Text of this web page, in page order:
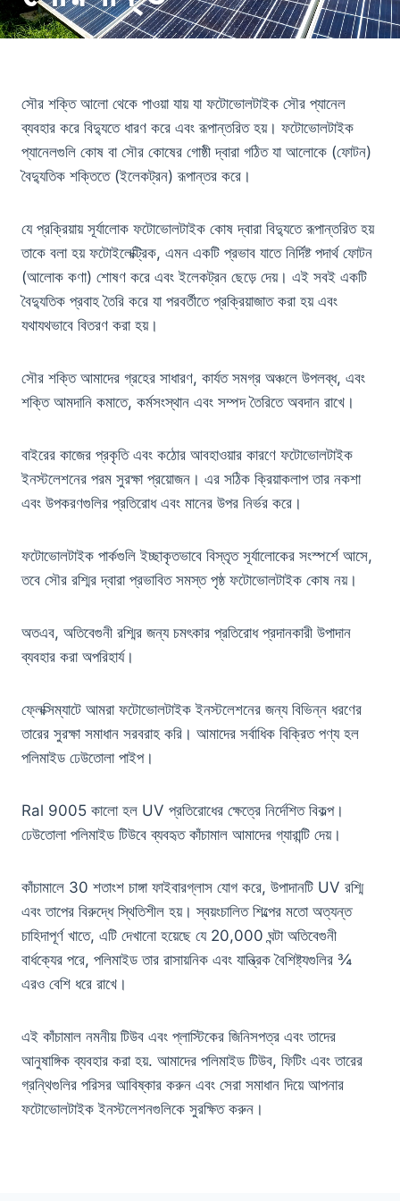
সৌর শক্তি আলো থেকে পাওয়া যায় যা ফটোভোলটাইক সৌর প্যানেল
ব্যবহার করে বিদ্যুতে ধারণ করে এবং রূপান্তরিত হয়। ফটোভোলটাইক
প্যানেলগুলি কোষ বা সৌর কোষের গোষ্ঠী দ্বারা গঠিত যা আলোকে (ফোটন)
বৈদ্যুতিক শক্তিতে (ইলেকট্রন) রূপান্তর করে।
যে প্রক্রিয়ায় সূর্যালোক ফটোভোলটাইক কোষ দ্বারা বিদ্যুতে রূপান্তরিত হয়
তাকে বলা হয় ফটোইলেক্ট্রিক, এমন একটি প্রভাব যাতে নির্দিষ্ট পদার্থ ফোটন
(আলোক কণা) শোষণ করে এবং ইলেকট্রন ছেড়ে দেয়। এই সবই একটি
বৈদ্যুতিক প্রবাহ তৈরি করে যা পরবর্তীতে প্রক্রিয়াজাত করা হয় এবং
যথাযথভাবে বিতরণ করা হয়।
সৌর শক্তি আমাদের গ্রহের সাধারণ, কার্যত সমগ্র অঞ্চলে উপলব্ধ, এবং
শক্তি আমদানি কমাতে, কর্মসংস্থান এবং সম্পদ তৈরিতে অবদান রাখে।
বাইরের কাজের প্রকৃতি এবং কঠোর আবহাওয়ার কারণে ফটোভোলটাইক
ইনস্টলেশনের পরম সুরক্ষা প্রয়োজন। এর সঠিক ক্রিয়াকলাপ তার নকশা
এবং উপকরণগুলির প্রতিরোধ এবং মানের উপর নির্ভর করে।
ফটোভোলটাইক পার্কগুলি ইচ্ছাকৃতভাবে বিস্তৃত সূর্যালোকের সংস্পর্শে আসে,
তবে সৌর রশ্মির দ্বারা প্রভাবিত সমস্ত পৃষ্ঠ ফটোভোলটাইক কোষ নয়।
অতএব, অতিবেগুনী রশ্মির জন্য চমৎকার প্রতিরোধ প্রদানকারী উপাদান
ব্যবহার করা অপরিহার্য।
ফ্লেক্সিম্যাটে আমরা ফটোভোলটাইক ইনস্টলেশনের জন্য বিভিন্ন ধরণের
তারের সুরক্ষা সমাধান সরবরাহ করি। আমাদের সর্বাধিক বিক্রিত পণ্য হল
পলিমাইড ঢেউতোলা পাইপ।
Ral 9005 কালো হল UV প্রতিরোধের ক্ষেত্রে নির্দেশিত বিকল্প।
ঢেউতোলা পলিমাইড টিউবে ব্যবহৃত কাঁচামাল আমাদের গ্যারান্টি দেয়।
কাঁচামালে 30 শতাংশ চাঙ্গা ফাইবারগ্লাস যোগ করে, উপাদানটি UV রশ্মি
এবং তাপের বিরুদ্ধে স্থিতিশীল হয়। স্বয়ংচালিত শিল্পের মতো অত্যন্ত
চাহিদাপূর্ণ খাতে, এটি দেখানো হয়েছে যে 20,000 ঘন্টা অতিবেগুনী
বার্ধক্যের পরে, পলিমাইড তার রাসায়নিক এবং যান্ত্রিক বৈশিষ্ট্যগুলির ¾
এরও বেশি ধরে রাখে।
এই কাঁচামাল নমনীয় টিউব এবং প্লাস্টিকের জিনিসপত্র এবং তাদের
আনুষাঙ্গিক ব্যবহার করা হয়. আমাদের পলিমাইড টিউব, ফিটিং এবং তারের
গ্রন্থিগুলির পরিসর আবিষ্কার করুন এবং সেরা সমাধান দিয়ে আপনার
ফটোভোলটাইক ইনস্টলেশনগুলিকে সুরক্ষিত করুন।